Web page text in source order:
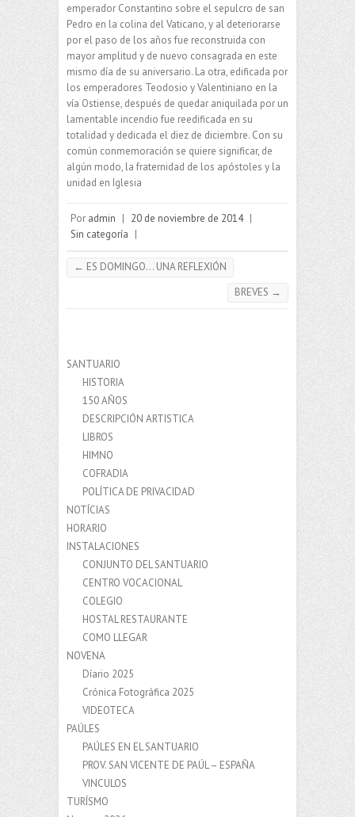
emperador Constantino sobre el sepulcro de san
Pedro en la colina del Vaticano, y al deteriorarse
por el paso de los años fue reconstruida con
mayor amplitud y de nuevo consagrada en este
mismo día de su aniversario. La otra, edificada por
los emperadores Teodosio y Valentiniano en la
vía Ostiense, después de quedar aniquilada por un
lamentable incendio fue reedificada en su
totalidad y dedicada el diez de diciembre. Con su
común conmemoración se quiere significar, de
algún modo, la fraternidad de los apóstoles y la
unidad en Iglesia
Por admin | 20 de noviembre de 2014 |
Sin categoría |
← ES DOMINGO… UNA REFLEXIÓN
BREVES →
SANTUARIO
HISTORIA
150 AÑOS
DESCRIPCIÓN ARTISTICA
LIBROS
HIMNO
COFRADIA
POLÍTICA DE PRIVACIDAD
NOTÍCIAS
HORARIO
INSTALACIONES
CONJUNTO DEL SANTUARIO
CENTRO VOCACIONAL
COLEGIO
HOSTAL RESTAURANTE
COMO LLEGAR
NOVENA
Díario 2025
Crónica Fotográfica 2025
VIDEOTECA
PAÚLES
PAÚLES EN EL SANTUARIO
PROV. SAN VICENTE DE PAÚL – ESPAÑA
VINCULOS
TURÍSMO